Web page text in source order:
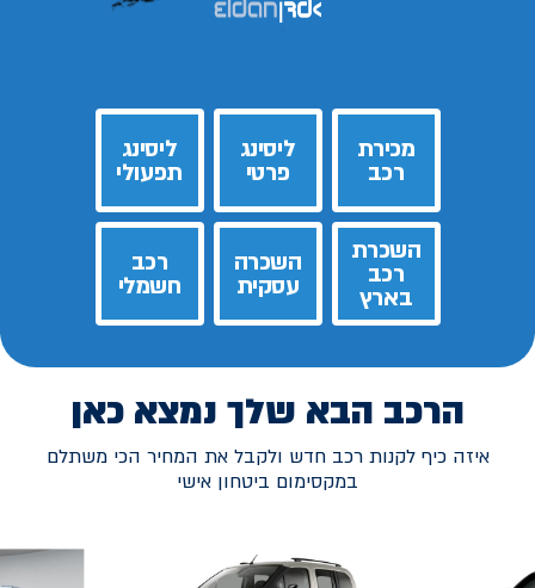
מכירת
רכב
ליסינג
פרטי
ליסינג
תפעולי
השכרת
רכב
בארץ
השכרה
עסקית
רכב
חשמלי
הרכב הבא שלך נמצא כאן
איזה כיף לקנות רכב חדש ולקבל את המחיר הכי משתלם
במקסימום ביטחון אישי